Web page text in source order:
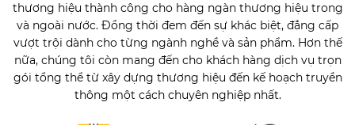
thương hiệu thành công cho hàng ngàn thương hiệu trong
và ngoài nước. Đồng thời đem đến sự khác biệt, đẳng cấp
vượt trội dành cho từng ngành nghề và sản phẩm. Hơn thế
nữa, chúng tôi còn mang đến cho khách hàng dịch vụ trọn
gói tổng thể từ xây dựng thương hiệu đến kế hoạch truyền
thông một cách chuyên nghiệp nhất.